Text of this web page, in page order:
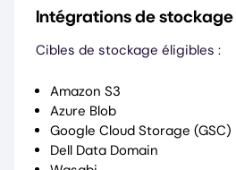
Intégrations de stockage
Cibles de stockage éligibles :
Amazon S3
Azure Blob
Google Cloud Storage (GSC)
Dell Data Domain